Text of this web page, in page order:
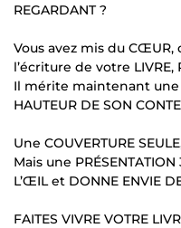
REGARDANT ?
Vous avez mis du CŒUR,
l’écriture de votre LIVRE,
Il mérite maintenant une
HAUTEUR DE SON
Une COUVERTURE
Mais une PRÉSENTATION
L’ŒIL et DONNE ENVIE
FAITES VIVRE VOTRE